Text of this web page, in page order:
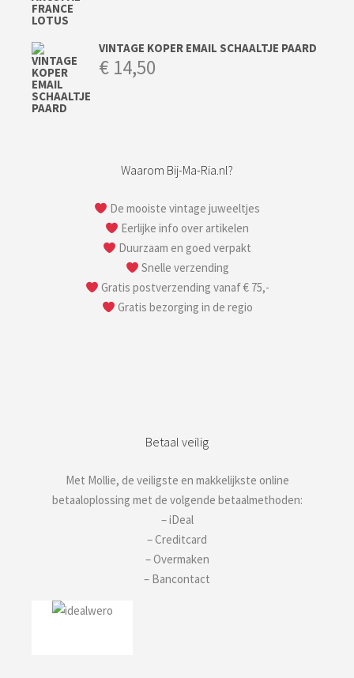
VINTAGE KOPER EMAIL SCHAALTJE PAARD
€ 14,50
Waarom Bij-Ma-Ria.nl?
De mooiste vintage juweeltjes
Eerlijke info over artikelen
Duurzaam en goed verpakt
Snelle verzending
Gratis postverzending vanaf € 75,-
Gratis bezorging in de regio
Betaal veilig
Met Mollie, de veiligste en makkelijkste online
betaaloplossing met de volgende betaalmethoden:
– iDeal
– Creditcard
– Overmaken
– Bancontact